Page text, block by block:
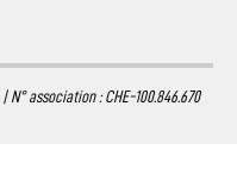
association : CHE-100.846.670